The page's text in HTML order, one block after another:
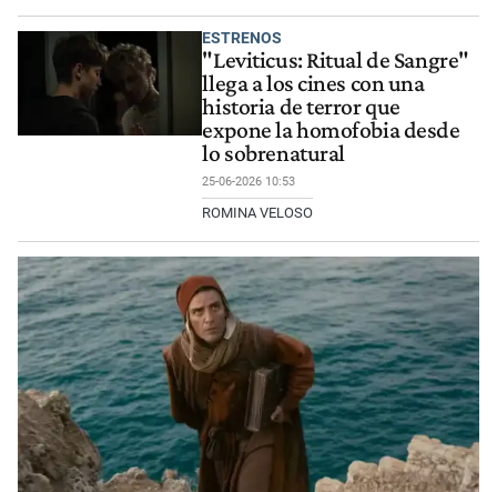
ESTRENOS
"Leviticus: Ritual de Sangre"
llega a los cines con una
historia de terror que
expone la homofobia desde
lo sobrenatural
25-06-2026 10:53
ROMINA VELOSO